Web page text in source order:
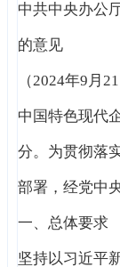
中共中央办公
的意见
（2024年9月21
中国特色现代
分。为贯彻落
部署，经党中
一、总体要求
坚持以习近平